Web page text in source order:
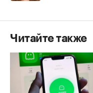
Читайте также